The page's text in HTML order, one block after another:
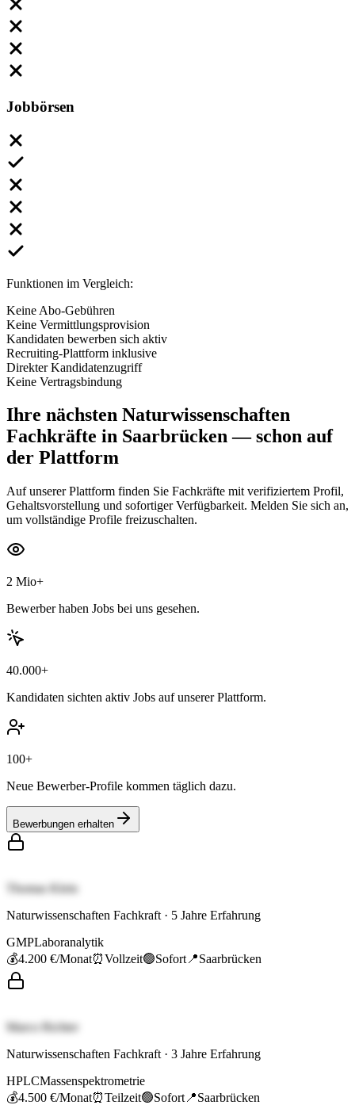
Jobbörsen
Funktionen im Vergleich:
Keine Abo-Gebühren
Keine Vermittlungsprovision
Kandidaten bewerben sich aktiv
Recruiting-Plattform inklusive
Direkter Kandidatenzugriff
Keine Vertragsbindung
Ihre nächsten Naturwissenschaften
Fachkräfte in Saarbrücken— schon auf
der Plattform
Auf unserer Plattform finden Sie Fachkräfte mit verifiziertem Profil,
Gehaltsvorstellung und sofortiger Verfügbarkeit. Melden Sie sich an,
um vollständige Profile freizuschalten.
2 Mio+
Bewerber haben Jobs bei uns gesehen.
40.000+
Kandidaten sichten aktiv Jobs auf unserer Plattform.
100+
Neue Bewerber-Profile kommen täglich dazu.
Bewerbungen erhalten
Thomas Klein
Naturwissenschaften Fachkraft · 5 Jahre Erfahrung
GMPLaboranalytik
💰4.200 €/Monat⏰Vollzeit🟢Sofort 📍Saarbrücken
Marco Richter
Naturwissenschaften Fachkraft · 3 Jahre Erfahrung
HPLCMassenspektrometrie
💰4.500 €/Monat⏰Teilzeit🟢Sofort 📍Saarbrücken